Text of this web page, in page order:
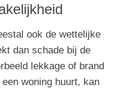
ook de wettelijke
dan schade bij de
lekkage of brand
woning huurt, kan